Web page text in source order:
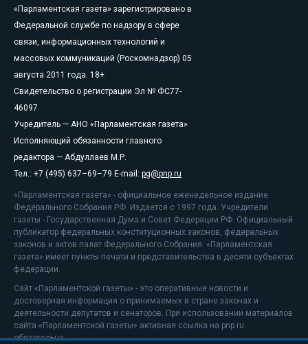
«Парламентская газета» зарегистрировано в
Федеральной службе по надзору в сфере
связи, информационных технологий и
массовых коммуникаций (Роскомнадзор) 05
августа 2011 года. 18+
Свидетельство о регистрации Эл № ФС77-
46097
Учредитель — АНО «Парламентская газета»
Исполняющий обязанности главного
редактора — Абдуллаев М.Р.
Тел.: +7 (495) 637–69–79 E-mail: pg@pnp.ru
«Парламентская газета» - официальное еженедельное издание
Федерального Собрания РФ. Издается с 1997 года. Учредители
газеты - Государственная Дума и Совет Федерации РФ. Официальный
публикатор федеральных конституционных законов, федеральных
законов и актов палат Федерального Собрания. «Парламентская
газета» имеет пункты печати и представительства в десяти субъектах
федерации.
Сайт «Парламентской газеты» - это оперативные новости и
достоверная информация о принимаемых в стране законах и
деятельности депутатов и сенаторов. При использовании материалов
сайта «Парламентской газеты» активная ссылка на pnp.ru
обязательна.